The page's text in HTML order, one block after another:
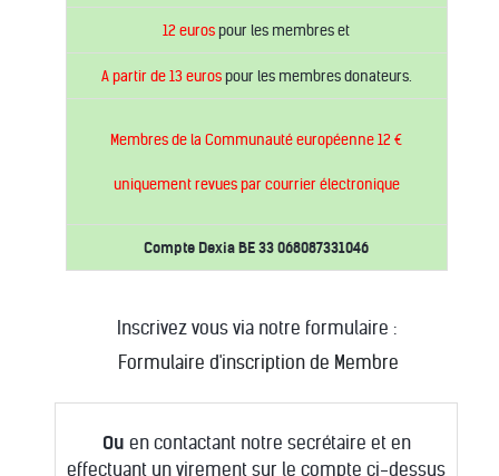
12 eurospour les membres et
A partir de 13 eurospour les membres donateurs.
Membres de la Communauté européenne 12 €
uniquement revues par courrier électronique
Compte Dexia BE 33 068087331046
Inscrivez vous via notre formulaire :
Formulaire d'inscription de Membre
Ou en contactant notre secrétaire et en
effectuant un virement sur le compte ci-dessus